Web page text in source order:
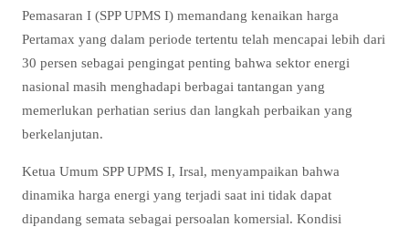
Pemasaran I (SPP UPMS I) memandang kenaikan harga
Pertamax yang dalam periode tertentu telah mencapai lebih dari
30 persen sebagai pengingat penting bahwa sektor energi
nasional masih menghadapi berbagai tantangan yang
memerlukan perhatian serius dan langkah perbaikan yang
berkelanjutan.
Ketua Umum SPP UPMS I, Irsal, menyampaikan bahwa
dinamika harga energi yang terjadi saat ini tidak dapat
dipandang semata sebagai persoalan komersial. Kondisi